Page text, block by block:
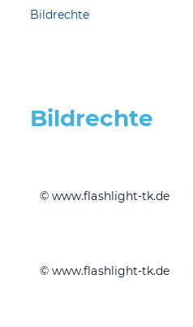
Bildrechte
Bildrechte
© www.flashlight-tk.de
© www.flashlight-tk.de